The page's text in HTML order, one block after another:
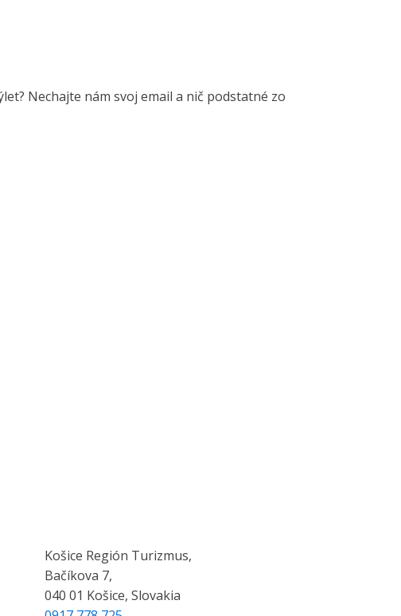
Nechajte nám svoj email a nič podstatné zo
Košice Región Turizmus,
Bačíkova 7,
040 01 Košice, Slovakia